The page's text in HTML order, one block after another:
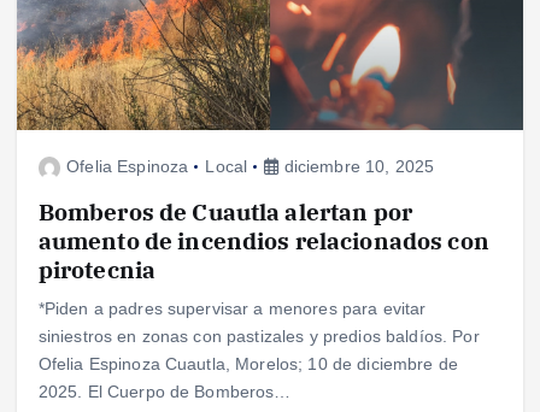
Ofelia Espinoza Local diciembre 10, 2025
Bomberos de Cuautla alertan por
aumento de incendios relacionados con
pirotecnia
*Piden a padres supervisar a menores para evitar
siniestros en zonas con pastizales y predios baldíos. Por
Ofelia Espinoza Cuautla, Morelos; 10 de diciembre de
2025. El Cuerpo de Bomberos…